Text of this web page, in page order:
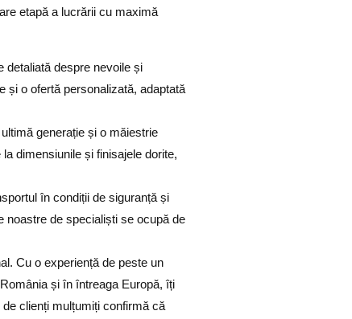
etapă a lucrării cu maximă
detaliată despre nevoile și
și o ofertă personalizată, adaptată
generație și o măiestrie
dimensiunile și finisajele dorite,
în condiții de siguranță și
noastre de specialiști se ocupă de
Cu o experiență de peste un
și în întreaga Europă, îți
clienți mulțumiți confirmă că